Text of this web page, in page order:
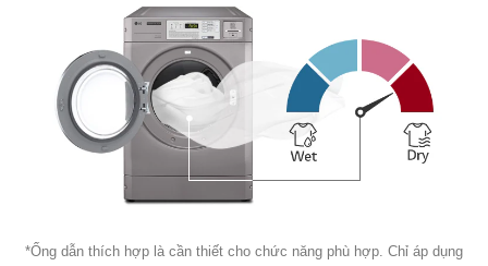
*Ống dẫn thích hợp là cần thiết cho chức năng phù hợp. Chỉ áp dụng